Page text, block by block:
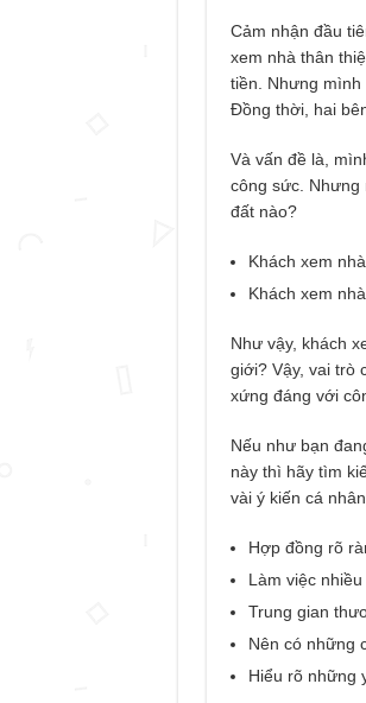
Cảm nhận đầu
xem nhà thân
tiền. Nhưng mình
Đồng thời, hai
Và vấn đề là,
công sức. Nhưng
đất nào?
Khách xem
Khách xem
Như vậy, khách
giới? Vậy, vai trò
xứng đáng với
Nếu như bạn
này thì hãy tìm
vài ý kiến cá
Hợp đồng rõ
Làm việc
Trung gian
Nên có những
Hiểu rõ những